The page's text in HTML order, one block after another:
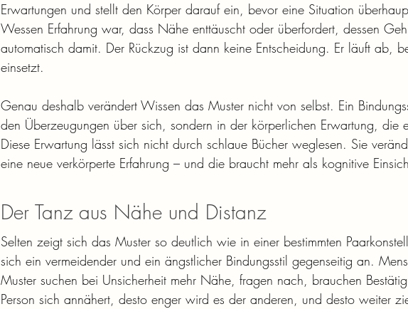
Erwartungen und stellt den Körper darauf ein, bevor eine Situation
Wessen Erfahrung war, dass Nähe enttäuscht oder überfordert, dessen
automatisch damit. Der Rückzug ist dann keine Entscheidung. Er läuft ab,
einsetzt.
Genau deshalb verändert Wissen das Muster nicht von selbst. Ein
den Überzeugungen über sich, sondern in der körperlichen Erwartung, die
Diese Erwartung lässt sich nicht durch schlaue Bücher weglesen. Sie
eine neue verkörperte Erfahrung – und die braucht mehr als kognitive
Der Tanz aus Nähe und Distanz
Selten zeigt sich das Muster so deutlich wie in einer bestimmten
sich ein vermeidender und ein ängstlicher Bindungsstil gegenseitig an.
Muster suchen bei Unsicherheit mehr Nähe, fragen nach, brauchen
Person sich annähert, desto enger wird es der anderen, und desto weiter